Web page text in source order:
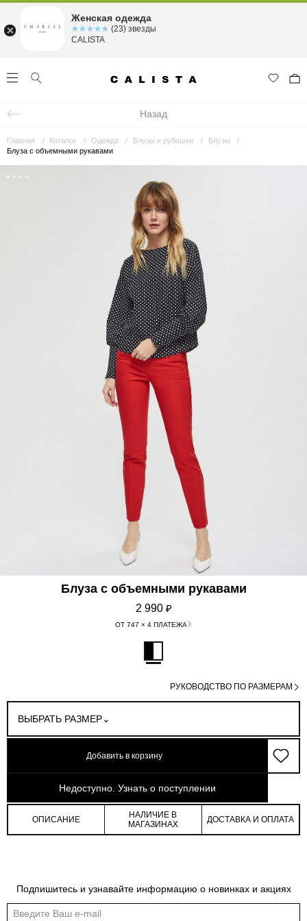
Назад
Главная Каталог Одежда Блузы и рубашки
Блузы
Блуза с объемными рукавами
Блуза с объемными рукавами
2 990 ₽
ОТ 747 × 4 ПЛАТЕЖА
ВЫБРАТЬ РАЗМЕР
РУКОВОДСТВО ПО РАЗМЕРАМ
Добавить в корзину
Недоступно. Узнать о поступлении
арт: 1-3450954-291
Общая таблица размеров показывает нашу стандартную размерную линейку
Международный
ОПИСАНИЕ
НАЛИЧИЕ В
МАГАЗИНАХ
ДОСТАВКА И ОПЛАТА
Подпишитесь и узнавайте информацию о новинках и акциях
Женская одежда
☆☆☆☆☆
★★★★★ (23) звезды
CALISTA